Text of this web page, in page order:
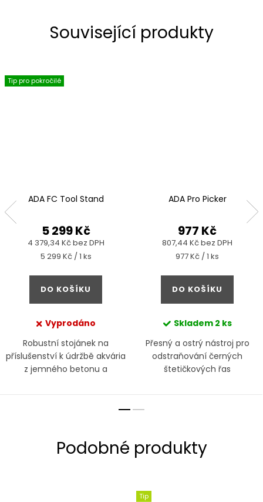
Související produkty
Tip pro pokročilé
ADA FC Tool Stand
4 379,34 Kč bez DPH
5 299 Kč
Měrná
5 299 Kč / 1 ks
DO KOŠÍKU
Vyprodáno
Robustní stojánek na
příslušenství k údržbě akvária
z jemného betonu a
ADA Pro Picker
807,44 Kč bez DPH
977 Kč
Měrná
977 Kč / 1 ks
DO KOŠÍKU
Skladem 2 ks
Přesný a ostrý nástroj pro
odstraňování černých
štetičkových řas
Tip